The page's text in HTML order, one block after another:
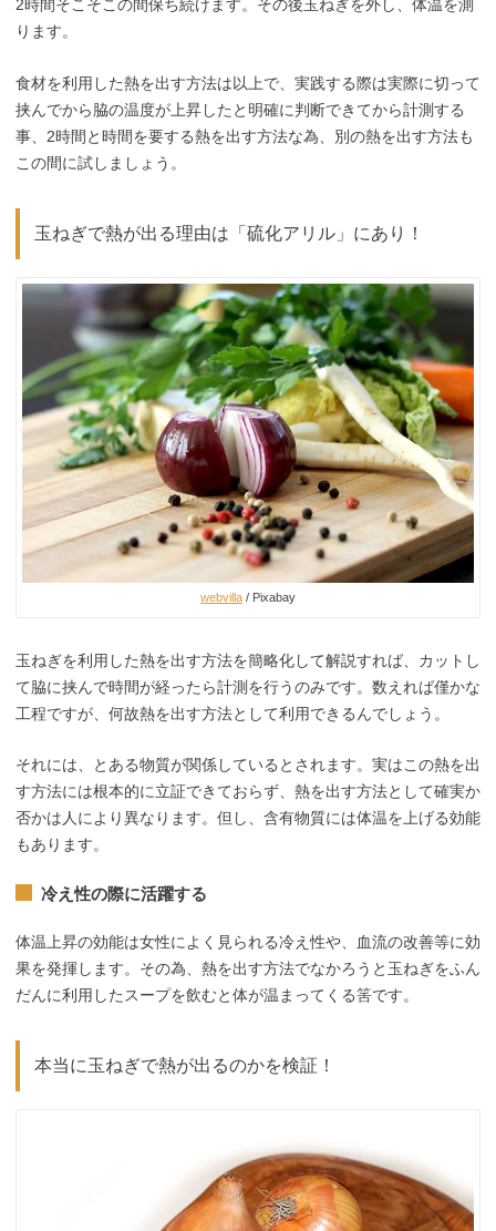
2時間そこそこの間保ち続けます。その後玉ねぎを外し、体温を測
ります。
食材を利用した熱を出す方法は以上で、実践する際は実際に切って
挟んでから脇の温度が上昇したと明確に判断できてから計測する
事、2時間と時間を要する熱を出す方法な為、別の熱を出す方法も
この間に試しましょう。
玉ねぎで熱が出る理由は「硫化アリル」にあり！
webvilla / Pixabay
玉ねぎを利用した熱を出す方法を簡略化して解説すれば、カットし
て脇に挟んで時間が経ったら計測を行うのみです。数えれば僅かな
工程ですが、何故熱を出す方法として利用できるんでしょう。
それには、とある物質が関係しているとされます。実はこの熱を出
す方法には根本的に立証できておらず、熱を出す方法として確実か
否かは人により異なります。但し、含有物質には体温を上げる効能
もあります。
冷え性の際に活躍する
体温上昇の効能は女性によく見られる冷え性や、血流の改善等に効
果を発揮します。その為、熱を出す方法でなかろうと玉ねぎをふん
だんに利用したスープを飲むと体が温まってくる筈です。
本当に玉ねぎで熱が出るのかを検証！